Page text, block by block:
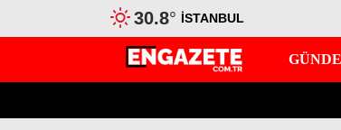
30.8° İSTANBUL